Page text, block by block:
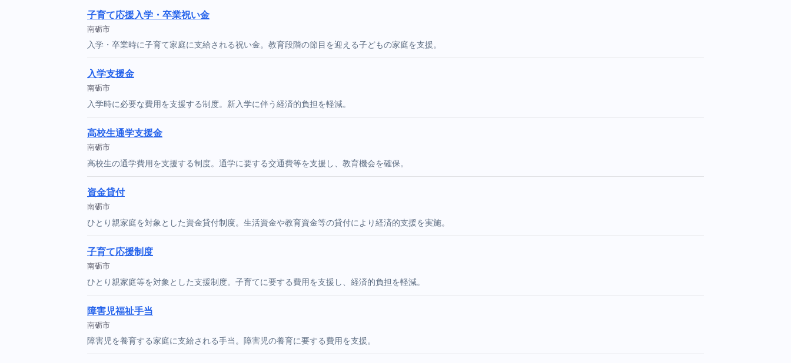
子育て応援入学・卒業祝い金
南砺市
入学・卒業時に子育て家庭に支給される祝い金。教育段階の節目を迎える子どもの家庭を支援。
入学支援金
南砺市
入学時に必要な費用を支援する制度。新入学に伴う経済的負担を軽減。
高校生通学支援金
南砺市
高校生の通学費用を支援する制度。通学に要する交通費等を支援し、教育機会を確保。
資金貸付
南砺市
ひとり親家庭を対象とした資金貸付制度。生活資金や教育資金等の貸付により経済的支援を実施。
子育て応援制度
南砺市
ひとり親家庭等を対象とした支援制度。子育てに要する費用を支援し、経済的負担を軽減。
障害児福祉手当
南砺市
障害児を養育する家庭に支給される手当。障害児の養育に要する費用を支援。